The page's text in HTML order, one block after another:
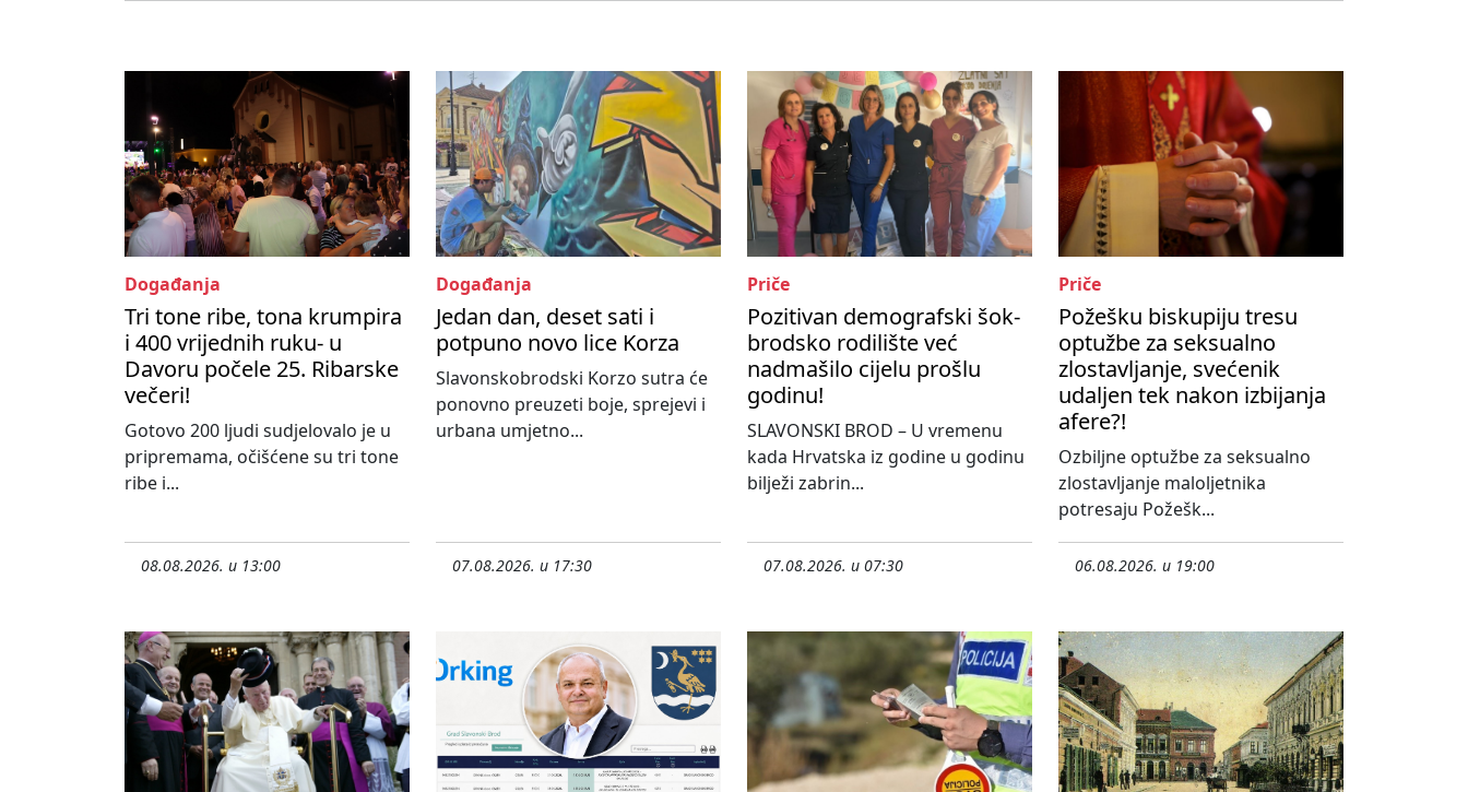
Događanja
Tri tone ribe, tona krumpira
i 400 vrijednih ruku- u
Davoru počele 25. Ribarske
večeri!
Gotovo 200 ljudi sudjelovalo je u
pripremama, očišćene su tri tone
ribe i...
08.08.2026. u 13:00
Događanja
Jedan dan, deset sati i
potpuno novo lice Korza
Slavonskobrodski Korzo sutra će
ponovno preuzeti boje, sprejevi i
urbana umjetno...
07.08.2026. u 17:30
Priče
Pozitivan demografski šok-
brodsko rodilište već
nadmašilo cijelu prošlu
godinu!
SLAVONSKI BROD – U vremenu
kada Hrvatska iz godine u godinu
bilježi zabrin...
07.08.2026. u 07:30
Priče
Požešku biskupiju tresu
optužbe za seksualno
zlostavljanje, svećenik
udaljen tek nakon izbijanja
afere?!
Ozbiljne optužbe za seksualno
zlostavljanje maloljetnika
potresaju Požešk...
06.08.2026. u 19:00